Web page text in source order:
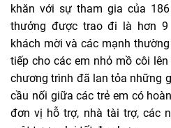
khăn với sự tham gia của
thưởng được trao đi là hơn
khách mời và các mạnh
tiếp cho các em nhỏ mồ côi
chương trình đã lan tỏa những
cầu nối giữa các trẻ em có
đơn vị hỗ trợ, nhà tài trợ, các